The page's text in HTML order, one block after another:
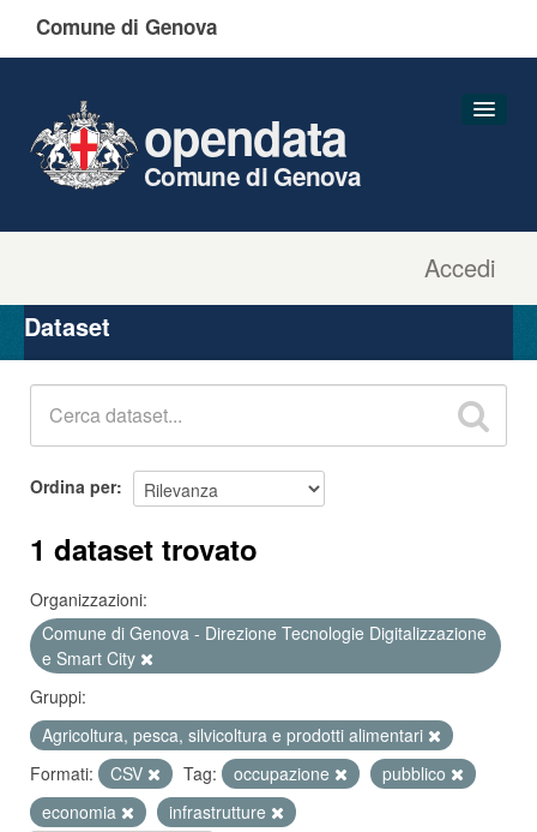
Comune di Genova
Accedi
opendata
Comune di Genova
Organizzazioni
Gruppi
Dataset
Ordina per
1 dataset trovato
Organizzazioni:
Comune di Genova - Direzione Tecnologie Digitalizzazione
e Smart City
Gruppi:
Agricoltura, pesca, silvicoltura e prodotti alimentari
Formati:
CSV Tag: occupazione
pubblico
economia
infrastrutture